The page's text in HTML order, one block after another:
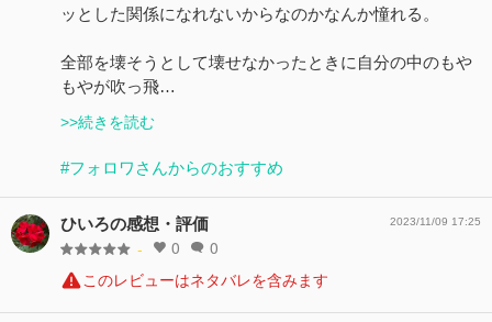
ッとした関係になれないからなのかなんか憧れる。
全部を壊そうとして壊せなかったときに自分の中のもや
もやが吹っ飛…
>>続きを読む
#フォロワさんからのおすすめ
ひいろの感想・評価
- 0 0
2023/11/09 17:25
このレビューはネタバレを含みます